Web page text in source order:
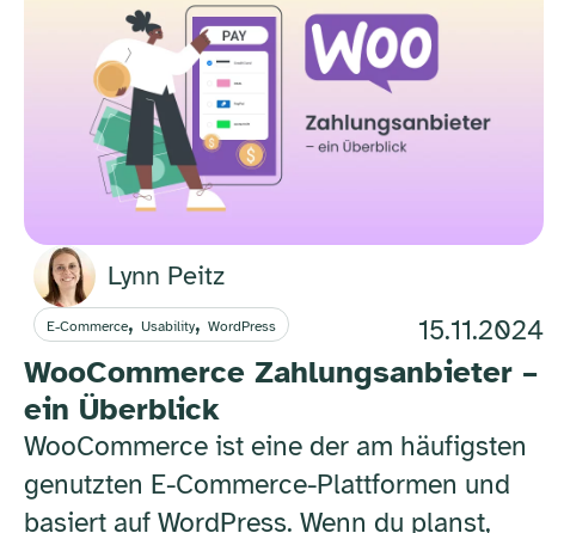
Lynn Peitz
E-Commerce, Usability, WordPress 15.11.2024
WooCommerce Zahlungsanbieter –
ein Überblick
WooCommerce ist eine der am häufigsten
genutzten E-Commerce-Plattformen und
basiert auf WordPress. Wenn du planst,